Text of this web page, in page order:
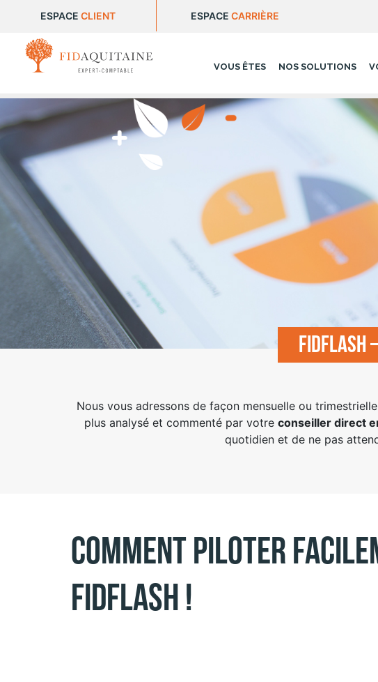
ESPACE CLIENT ESPACE CARRIÈRE
VOUS ÊTES NOS SOLUTIONS
FidFlash
Nous vous adressons de façon mensuelle ou
plus analysé et commenté par votre conseiller direct
quotidien et de ne pas
Comment piloter
Fidflash !